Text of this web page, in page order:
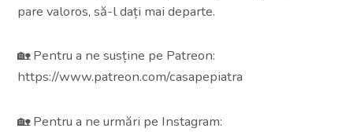
pare valoros, să-l dați mai departe.
🏡 Pentru a ne susține pe Patreon:
https://www.patreon.com/casapepiatra
🏡 Pentru a ne urmări pe Instagram: